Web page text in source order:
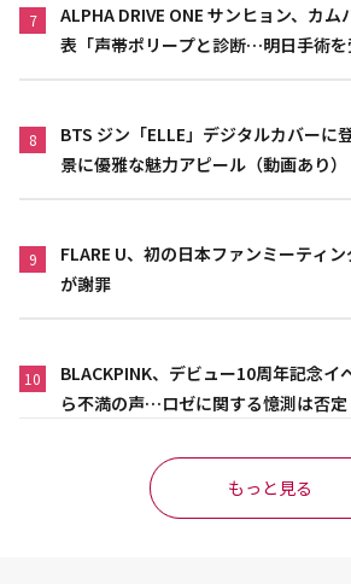
7
ALPHA DRIVE ONE サンヒョン、カ
表「声帯ポリープと診断…明日手術を
8
BTS ジン「ELLE」デジタルカバーに
景に優雅な魅力アピール（動画あり）
9
FLARE U、初の日本ファンミーティ
が謝罪
10
BLACKPINK、デビュー10周年記念イ
ら不満の声…ロゼに関する憶測は否定
もっと見る